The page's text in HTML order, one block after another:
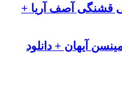
قشنگی آصف آریا +
آیهان + دانلود